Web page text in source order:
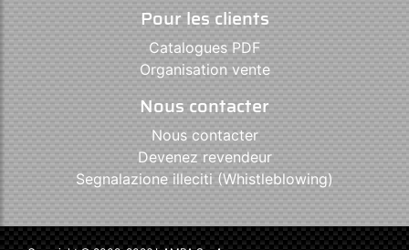
Pour les clients
Catalogues PDF
Organisation vente
Nous contacter
Nous contacter
Devenez revendeur
Segnalazione illeciti (Whistleblowing)